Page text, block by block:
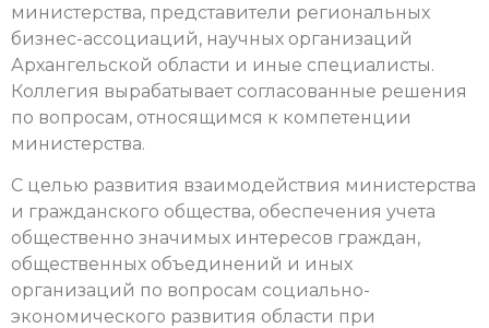
министерства, представители региональных
бизнес-ассоциаций, научных организаций
Архангельской области и иные специалисты.
Коллегия вырабатывает согласованные решения
по вопросам, относящимся к компетенции
министерства.
С целью развития взаимодействия министерства
и гражданского общества, обеспечения учета
общественно значимых интересов граждан,
общественных объединений и иных
организаций по вопросам социально-
экономического развития области при